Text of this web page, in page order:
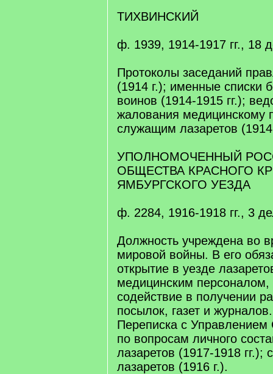
ТИХВИНСКИЙ
ф. 1939, 1914-1917 гг., 18
Протоколы заседаний
(1914 г.); именные списки
воинов (1914-1915 гг.);
жалования медицинскому
служащим лазаретов
УПОЛНОМОЧЕННЫЙ
ОБЩЕСТВА КРАСНОГО
ЯМБУРГСКОГО УЕЗДА
ф. 2284, 1916-1918 гг., 3
Должность учреждена во
мировой войны. В его
открытие в уезде
медицинским
содействие в получении
посылок, газет и журналов.
Переписка с Управлением
по вопросам личного
лазаретов (1917-1918 гг.);
лазаретов (1916 г.).